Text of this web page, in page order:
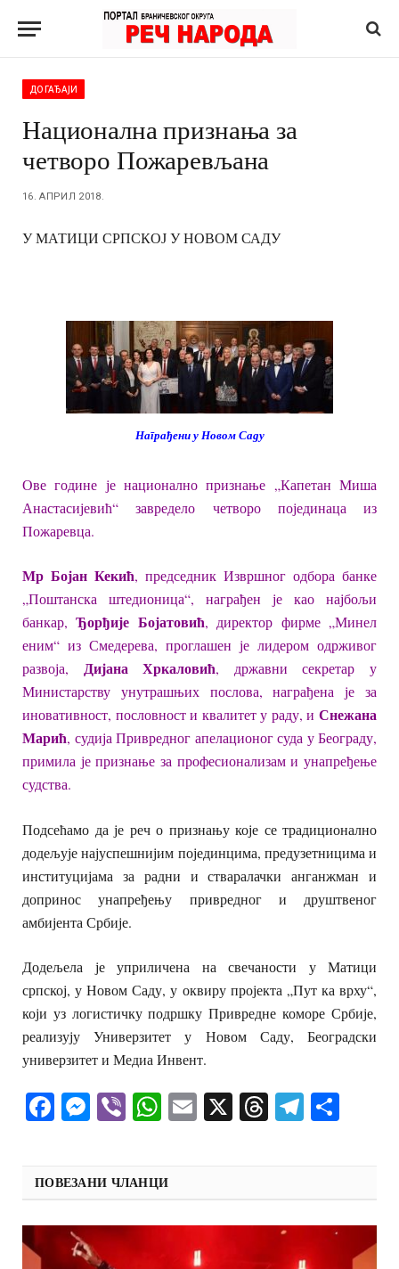
ДОГАЂАЈИ
Национална признања за
четворо Пожаревљана
16. АПРИЛ 2018.
У МАТИЦИ СРПСКОЈ У НОВОМ САДУ
Награђени у Новом Саду
Ове године је национално признање „Капетан Миша
Анастасијевић“ завредело четворо појединаца из
Пожаревца.
Мр Бојан Кекић, председник Извршног одбора банке
„Поштанска штедионица“, награђен је као најбољи
банкар,Ђорђије Бојатовић, директор фирме „Минел
еним“ из Смедерева, проглашен је лидером одрживог
развоја, Дијана Хркаловић, државни секретар у
Министарству унутрашњих послова, награђена је за
иновативност, пословност и квалитет у раду, и Снежана
Марић, судија Привредног апелационог суда у Београду,
примила је признање за професионализам и унапређење
судства.
Подсећамо да је реч о признању које се традиционално
додељује најуспешнијим појединцима, предузетницима и
институцијама за радни и стваралачки анганжман и
допринос унапређењу привредног и друштвеног
амбијента Србије.
Додељела је уприличена на свечаности у Матици
српској, у Новом Саду, у оквиру пројекта „Пут ка врху“,
који уз логистичку подршку Привредне коморе Србије,
реализују Универзитет у Новом Саду, Београдски
универзитет и Медиа Инвент.
Facebook
Messenger
ViberWhatsApp
Email
X Threads
ПОВЕЗАНИ ЧЛАНЦИ